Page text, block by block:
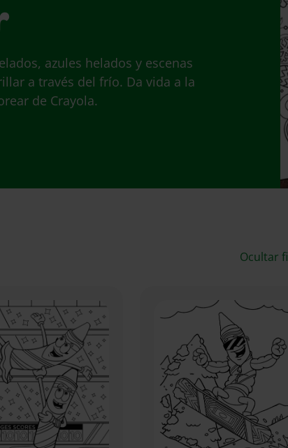
azules helados y escenas
a través del frío. Da vida a la
de Crayola.
Ocultar